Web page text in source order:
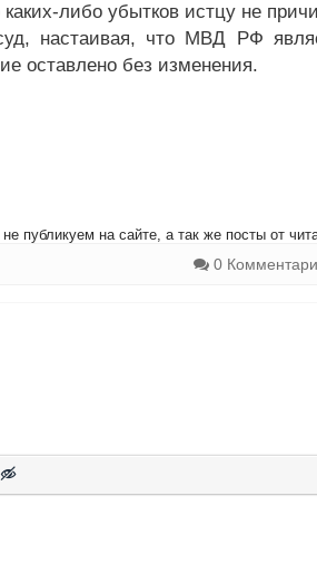
либо убытков истцу не
настаивая, что МВД РФ
оставлено без изменения.
публикуем на сайте, а так же посты от
0